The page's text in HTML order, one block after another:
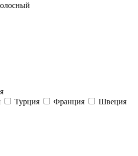
Турция Франция
Швеция